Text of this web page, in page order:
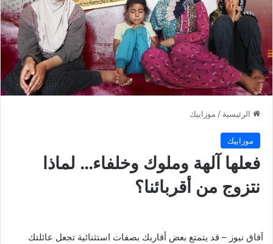
الرئيسية / موزاييك
موزاييك
فعلها آلهة وملوك وخلفاء… لماذا
نتزوج من أقربائنا؟
اَفاق نيوز – قد يتمتع بعض أقاربك بصفات استثنائية تجعل عائلتك